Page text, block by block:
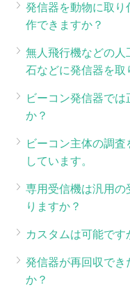
発信器を動物に取
作できますか？
無人飛行機などの人
石などに発信器を取
ビーコン発信器で
か？
ビーコン主体の調
しています。
専用受信機は汎用の
りますか？
カスタムは可能です
発信器が再回収でき
か？